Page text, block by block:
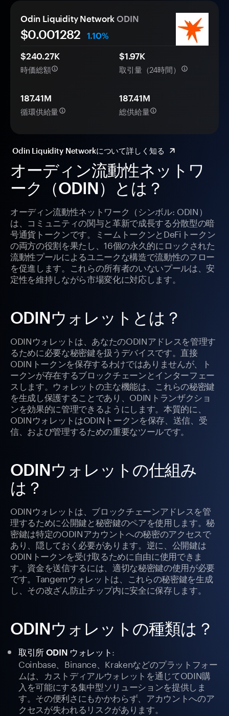
オーディン流動性ネットワ
ーク（ODIN）とは？
オーディン流動性ネットワーク（シンボル: ODIN）
は、コミュニティの関与と革新で成長する分散型の暗
号通貨トークンです。ミームトークンとDeFiトークン
の両方の役割を果たし、16個の永久的にロックされた
流動性プールによるユニークな構造で流動性のフロー
を促進します。これらの所有者のいないプールは、安
定性を維持しながら市場変化に対応します。
ODINウォレットとは？
ODINウォレットは、あなたのODINアドレスを管理す
るために必要な秘密鍵を扱うデバイスです。直接
ODINトークンを保存するわけではありませんが、ト
ークンが存在するブロックチェーンとインターフェー
スします。ウォレットの主な機能は、これらの秘密鍵
を生成し保護することであり、ODINトランザクショ
ンを効果的に管理できるようにします。本質的に、
ODINウォレットはODINトークンを保存、送信、受
信、および管理するための重要なツールです。
ODINウォレットの仕組み
は？
ODINウォレットは、ブロックチェーンアドレスを管
理するために公開鍵と秘密鍵のペアを使用します。秘
密鍵は特定のODINアカウントへの秘密のアクセスで
あり、隠しておく必要があります。逆に、公開鍵は
ODINトークンを受け取るために自由に使用できま
す。資金を送信するには、適切な秘密鍵の使用が必要
です。Tangemウォレットは、これらの秘密鍵を生成
し、その改ざん防止チップ内に安全に保存します。
ODINウォレットの種類は？
取引所 ODIN ウォレット :
Coinbase、Binance、Krakenなどのプラットフォー
ムは、カストディアルウォレットを通じてODIN購
入を可能にする集中型ソリューションを提供しま
す。その便利さにもかかわらず、アカウントへのア
クセスが失われるリスクがあります。
Odin Liquidity Network ODIN
$0.001282
1.10%
$240.27K
時価総額
$1.97K
取引量（24時間）
187.41M
循環供給量
187.41M
総供給量
Odin Liquidity Networkについて詳しく知る